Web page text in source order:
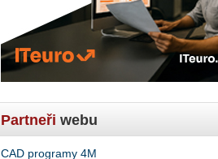
Partneři webu
CAD programy 4M